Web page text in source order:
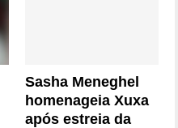
Sasha Meneghel
homenageia Xuxa
após estreia da